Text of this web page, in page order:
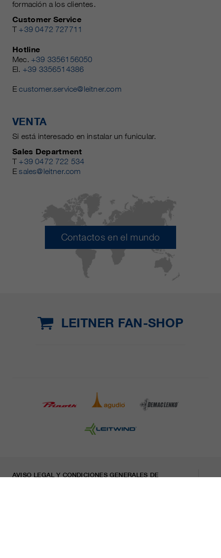
formación a los clientes.
Customer Service
T +39 0472 727711
Hotline
Mec. +39 3356156050
El. +39 3356514386
Ecustomer.service@leitner.com
VENTA
Si está interesado en instalar un funicular.
Sales Department
T +39 0472 722 534
Esales@leitner.com
Contactos en el mundo
LEITNER FAN-SHOP
AVISO LEGAL Y CONDICIONES GENERALES DE